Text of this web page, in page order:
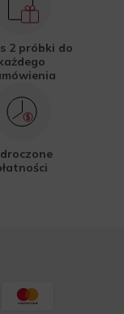
2 próbki do